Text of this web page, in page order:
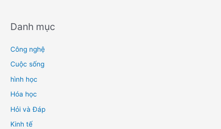
Danh mục
Công nghệ
Cuộc sống
hình học
Hóa học
Hỏi và Đáp
Kinh tế